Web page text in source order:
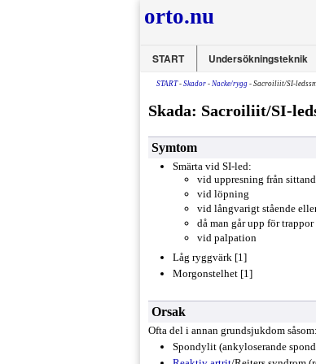
orto.nu
START Undersökningsteknik
START- Skador - Nacke/rygg - Sacroiliit/SI-
Skada: Sacroiliit/SI-
Symtom
Smärta vid SI-led:
vid uppresning från
vid löpning
vid långvarigt stående
då man går upp för
vid palpation
Låg ryggvärk [1]
Morgonstelhet [1]
Orsak
Ofta del i annan grundsjukdom såsom:
Spondylit (ankyloserande